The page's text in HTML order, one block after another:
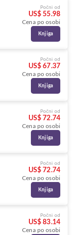
Počni od
US$ 55.98
Cena po osobi
Knjiga
Počni od
US$ 67.37
Cena po osobi
Knjiga
Počni od
US$ 72.74
Cena po osobi
Knjiga
Počni od
US$ 72.74
Cena po osobi
Knjiga
Počni od
US$ 83.14
Cena po osobi